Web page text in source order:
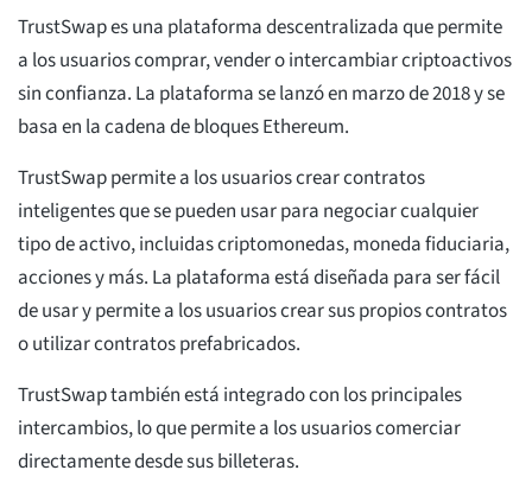
TrustSwap es una plataforma descentralizada que permite
a los usuarios comprar, vender o intercambiar criptoactivos
sin confianza. La plataforma se lanzó en marzo de 2018 y se
basa en la cadena de bloques Ethereum.
TrustSwap permite a los usuarios crear contratos
inteligentes que se pueden usar para negociar cualquier
tipo de activo, incluidas criptomonedas, moneda fiduciaria,
acciones y más. La plataforma está diseñada para ser fácil
de usar y permite a los usuarios crear sus propios contratos
o utilizar contratos prefabricados.
TrustSwap también está integrado con los principales
intercambios, lo que permite a los usuarios comerciar
directamente desde sus billeteras.